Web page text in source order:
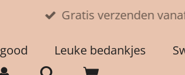
Gratis verzenden
Leuke bedankjes